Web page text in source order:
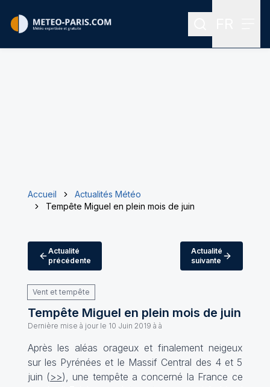
Rechercher
Accueil
Actualités Météo
Tempête Miguel en plein mois de juin
Actualité
précédente
Actualité
suivante
Vent et tempête
Tempête Miguel en plein mois de juin
Dernière mise à jour le 10 Juin 2019 à à
Après les aléas orageux et finalement neigeux
sur les Pyrénées et le Massif Central des 4 et 5
juin (>>), une tempête a concerné la France ce